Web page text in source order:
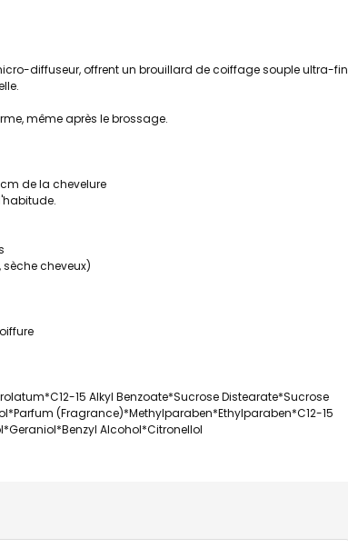
diffuseur,offrentun brouillard de coiffagesoupleultra-fin
mêmeaprès le brossage.
de la chevelure
cheveux)
15 Alkyl Benzoate*Sucrose Distearate*Sucrose
(Fragrance)*Methylparaben*Ethylparaben*C12-15
Alcohol*Citronellol